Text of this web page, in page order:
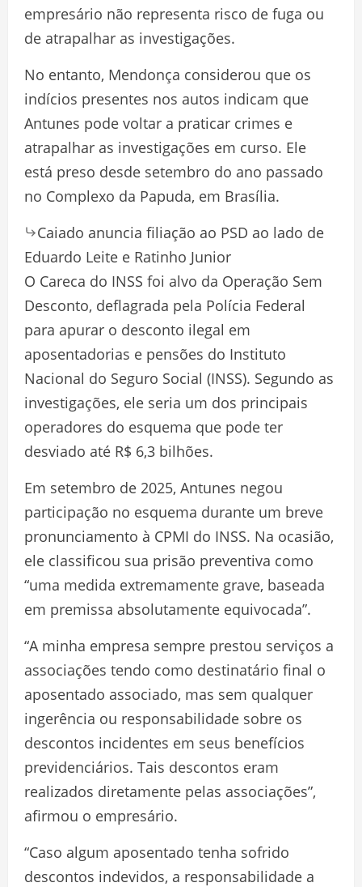
empresário não representa risco de fuga ou
de atrapalhar as investigações.
No entanto, Mendonça considerou que os
indícios presentes nos autos indicam que
Antunes pode voltar a praticar crimes e
atrapalhar as investigações em curso. Ele
está preso desde setembro do ano passado
no Complexo da Papuda, em Brasília.
Caiado anuncia filiação ao PSD ao lado de
Eduardo Leite e Ratinho Junior
O Careca do INSS foi alvo da Operação Sem
Desconto, deflagrada pela Polícia Federal
para apurar o desconto ilegal em
aposentadorias e pensões do Instituto
Nacional do Seguro Social (INSS). Segundo as
investigações, ele seria um dos principais
operadores do esquema que pode ter
desviado até R$ 6,3 bilhões.
Em setembro de 2025, Antunes negou
participação no esquema durante um breve
pronunciamento à CPMI do INSS. Na ocasião,
ele classificou sua prisão preventiva como
“uma medida extremamente grave, baseada
em premissa absolutamente equivocada”.
“A minha empresa sempre prestou serviços a
associações tendo como destinatário final o
aposentado associado, mas sem qualquer
ingerência ou responsabilidade sobre os
descontos incidentes em seus benefícios
previdenciários. Tais descontos eram
realizados diretamente pelas associações”,
afirmou o empresário.
“Caso algum aposentado tenha sofrido
descontos indevidos, a responsabilidade a